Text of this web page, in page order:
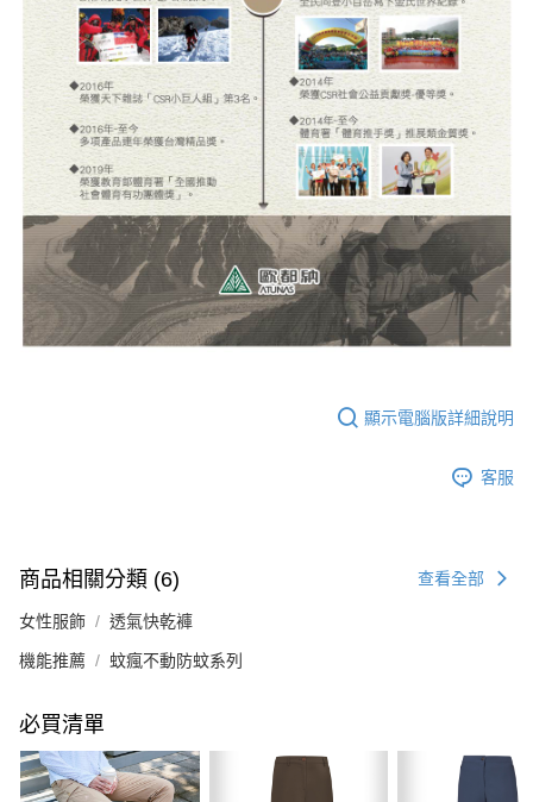
顯示電腦版詳細說明
客服
商品相關分類 (6) 查看全部
女性服飾 透氣快乾褲
機能推薦 蚊瘋不動防蚊系列
必買清單